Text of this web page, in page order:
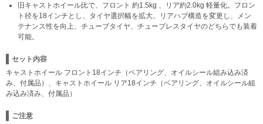
旧キャストホイール比で、フロント 約1.5kg 、リア約2.0kg 軽量化。フロン
ト径を18インチとし、タイヤ選択幅を拡大。リアハブ構造を変更し、メン
テナンス性を向上、チューブタイヤ、チューブレスタイヤのどちらでも装着
可能。
セット内容
キャストホイール フロント18インチ（ベアリング、オイルシール組み込み済
み、付属品）、キャストホイール リア18インチ（ベアリング、オイルシール組
み込み済み、付属品）
ご注意